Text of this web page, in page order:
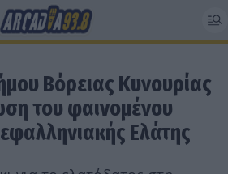
Βόρειας Κυνουρίας
του φαινομένου
Ελάτης